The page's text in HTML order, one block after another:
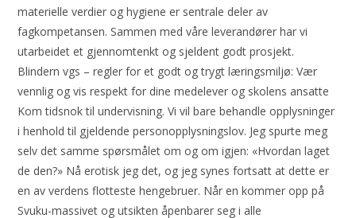
materielle verdier og hygiene er sentrale deler av
fagkompetansen. Sammen med våre leverandører har vi
utarbeidet et gjennomtenkt og sjeldent godt prosjekt.
Blindern vgs – regler for et godt og trygt læringsmiljø: Vær
vennlig og vis respekt for dine medelever og skolens ansatte
Kom tidsnok til undervisning. Vi vil bare behandle opplysninger
i henhold til gjeldende personopplysningslov. Jeg spurte meg
selv det samme spørsmålet om og om igjen: «Hvordan laget
de den?» Nå erotisk jeg det, og jeg synes fortsatt at dette er
en av verdens flotteste hengebruer. Når en kommer opp på
Svuku-massivet og utsikten åpenbarer seg i alle